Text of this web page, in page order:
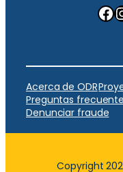
Facebook
Acerca de ODR
Preguntas
Denunciar fraude
Copyright